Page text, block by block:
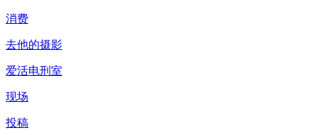
消费
去他的摄影
爱活电刑室
现场
投稿